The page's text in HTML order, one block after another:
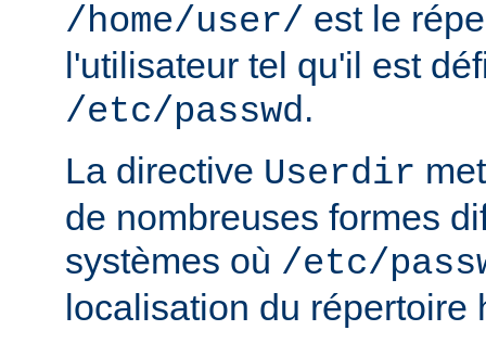
/home/user/ est le
l'utilisateur tel qu'il est
/etc/passwd.
La directive Userdir
de nombreuses formes
systèmes où /etc/
localisation du répertoire